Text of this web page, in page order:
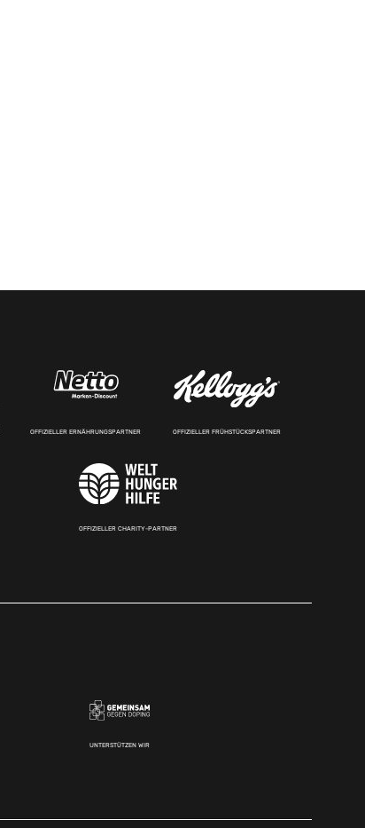
OFFIZIELLER ERNÄHRUNGSPARTNER OFFIZIELLER FRÜHSTÜCKSPARTNER
OFFIZIELLER CHARITY-PARTNER
UNTERSTÜTZEN WIR